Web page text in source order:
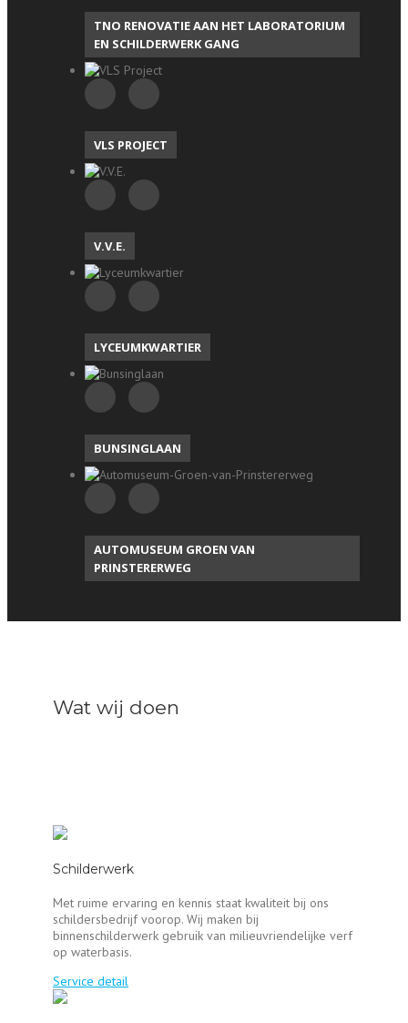
TNO RENOVATIE AAN HET LABORATORIUM
EN SCHILDERWERK GANG
VLS PROJECT
V.V.E.
LYCEUMKWARTIER
BUNSINGLAAN
AUTOMUSEUM GROEN VAN
PRINSTERERWEG
Wat wij doen
Schilderwerk
Met ruime ervaring en kennis staat kwaliteit bij ons
schildersbedrijf voorop. Wij maken bij
binnenschilderwerk gebruik van milieuvriendelijke verf
op waterbasis.
Service detail